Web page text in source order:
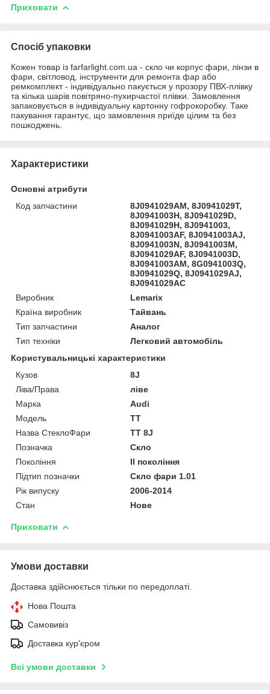
Приховати
Спосіб упаковки
Кожен товар із farfarlight.com.ua - скло чи корпус фари, лінзи в
фари, світловод, інструменти для ремонта фар або
ремкомплект - індивідуально пакується у прозору ПВХ-плівку
та кілька шарів повітряно-пухирчастої плівки. Замовлення
запаковується в індивідуальну картонну гофрокоробку. Таке
пакування гарантує, що замовлення приїде цілим та без
пошкоджень.
Характеристики
Основні атрибути
Код запчастини
8J0941029AM, 8J0941029T,
8J0941003H, 8J0941029D,
8J0941029H, 8J0941003,
8J0941003AF, 8J0941003AJ,
8J0941003N, 8J0941003M,
8J0941029AF, 8J0941003D,
8J0941003AM, 8G0941003Q,
8J0941029Q, 8J0941029AJ,
8J0941029AC
Виробник
Lemarix
Країна виробник
Тайвань
Тип запчастини
Аналог
Тип техніки
Легковий автомобіль
Користувальницькі характеристики
Кузов
8J
Ліва/Права
ліве
Марка
Audi
Мoдель
TT
Назва СтеклоФари
TT 8J
Позначка
Скло
Покоління
II покоління
Підтип позначки
Скло фари 1.01
Рік випуску
2006-2014
Стан
Нове
Приховати
Умови доставки
Доставка здійснюється тільки по передоплаті.
Нова Пошта
Самовивіз
Доставка кур'єром
Всі умови доставки